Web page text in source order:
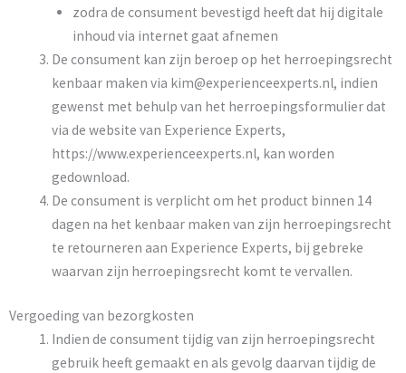
zodra de consument bevestigd heeft dat hij digitale
inhoud via internet gaat afnemen
De consument kan zijn beroep op het herroepingsrecht
kenbaar maken via kim@experienceexperts.nl, indien
gewenst met behulp van het herroepingsformulier dat
via de website van Experience Experts,
https://www.experienceexperts.nl, kan worden
gedownload.
De consument is verplicht om het product binnen 14
dagen na het kenbaar maken van zijn herroepingsrecht
te retourneren aan Experience Experts, bij gebreke
waarvan zijn herroepingsrecht komt te vervallen.
Vergoeding van bezorgkosten
Indien de consument tijdig van zijn herroepingsrecht
gebruik heeft gemaakt en als gevolg daarvan tijdig de